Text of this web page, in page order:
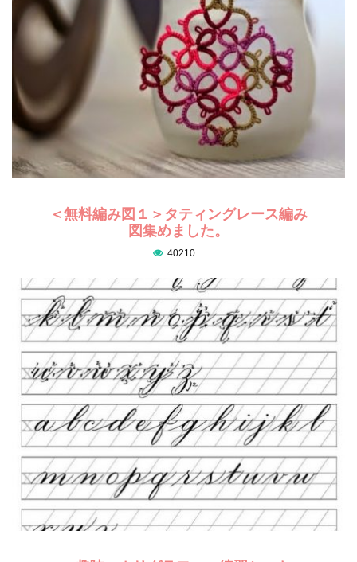
＜無料編み図１＞タティングレース編み
図集めました。
40210